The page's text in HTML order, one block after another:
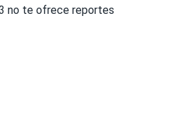
no te ofrece reportes